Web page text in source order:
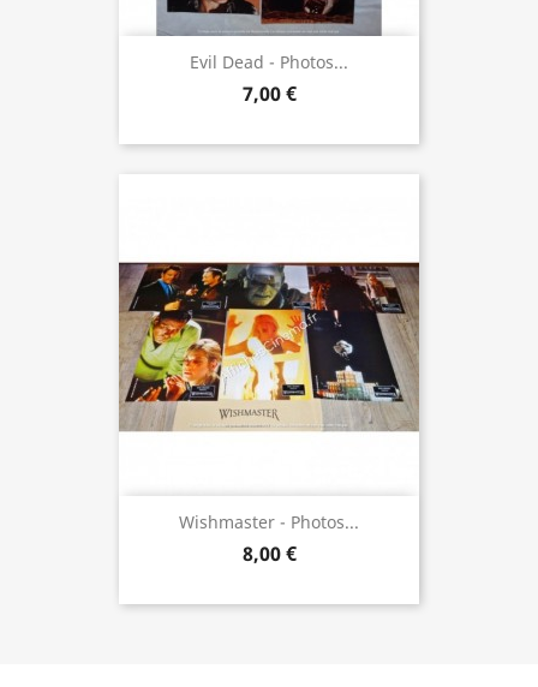
Evil Dead - Photos...
7,00 €
Wishmaster - Photos...
8,00 €